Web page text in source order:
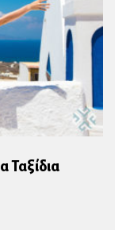
Ταξίδια